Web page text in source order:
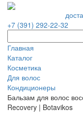
+7 (391) 292-22-32
Главная
Каталог
Косметика
Для волос
Кондиционеры
Бальзам для волос
Recovery | Botavikos